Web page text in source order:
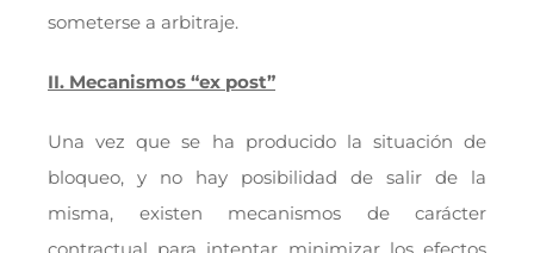
someterse a arbitraje.
II. Mecanismos “ex post”
Una vez que se ha producido la situación de
bloqueo, y no hay posibilidad de salir de la
misma, existen mecanismos de carácter